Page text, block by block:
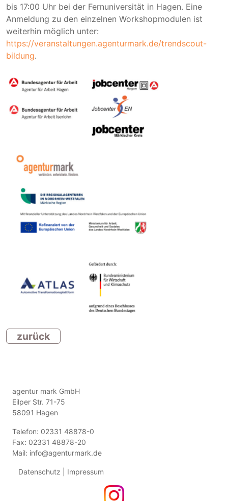
bis 17:00 Uhr bei der Fernuniversität in Hagen. Eine
Anmeldung zu den einzelnen Workshopmodulen ist
weiterhin möglich unter:
https://veranstaltungen.agenturmark.de/trendscout-
bildung.
zurück
agentur mark GmbH
Eilper Str. 71-75
58091 Hagen
Telefon: 02331 48878-0
Fax: 02331 48878-20
Mail: info@agenturmark.de
Datenschutz Impressum